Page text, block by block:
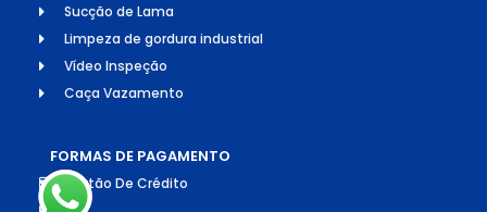
Sucção de Lama
Limpeza de gordura industrial
Vídeo Inspeção
Caça Vazamento
FORMAS DE PAGAMENTO
Cartão De Crédito